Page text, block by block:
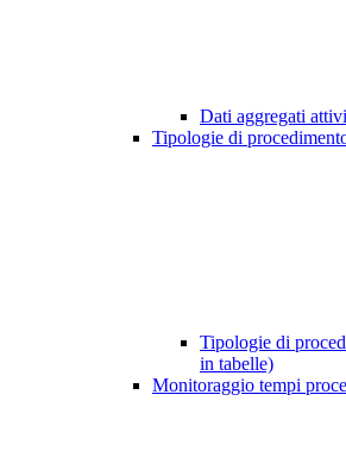
Dati aggregati
Tipologie di
Tipologie di
in tabelle)
Monitoraggio tempi